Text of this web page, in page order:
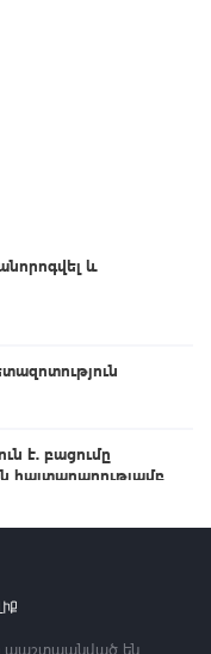
և
է. բացումը
հայտարարությամբ
պաշտպանված են